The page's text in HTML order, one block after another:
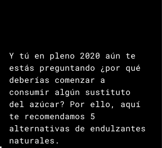
Y tú en pleno 2020 aún te
estás preguntando ¿por qué
deberías comenzar a
consumir algún sustituto
del azúcar? Por ello, aquí
te recomendamos 5
alternativas de endulzantes
naturales.